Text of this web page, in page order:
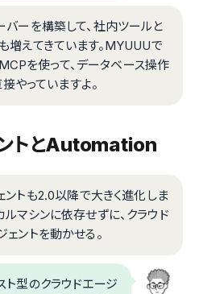
ーを構築して、社内ツールと
増えてきています。MYUUUで
を使って、データベース操作
やっていますよ。
トとAutomation
ントも2.0以降で大きく進化しま
ルマシンに依存せずに、クラウド
ェントを動かせる。
型のクラウドエージ